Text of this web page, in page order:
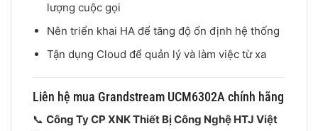
lượng cuộc gọi
Nên triển khai HA để tăng độ ổn định hệ thống
Tận dụng Cloud để quản lý và làm việc từ xa
Liên hệ mua Grandstream UCM6302A chính hãng
📞 Công Ty CP XNK Thiết Bị Công Nghệ HTJ Việt